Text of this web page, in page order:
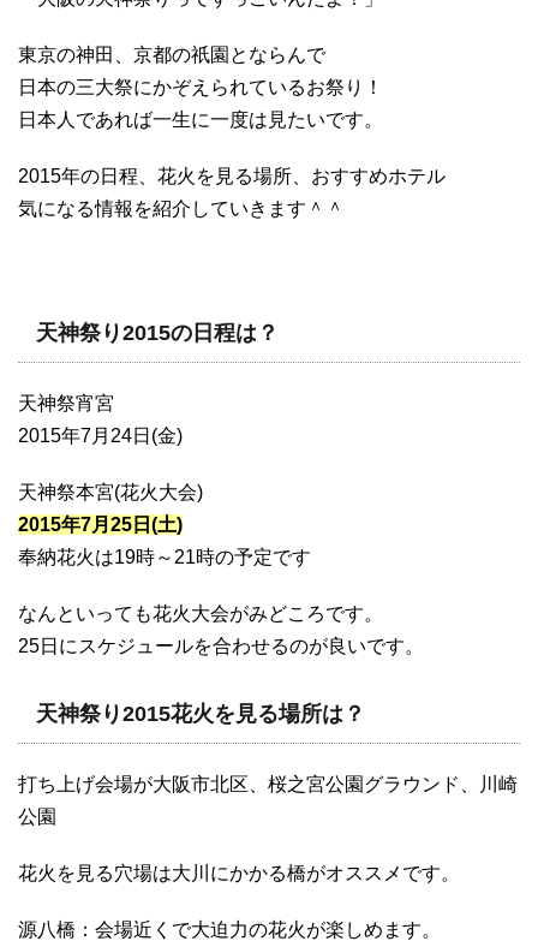
東京の神田、京都の祇園とならんで
日本の三大祭にかぞえられているお祭り！
日本人であれば一生に一度は見たいです。
2015年の日程、花火を見る場所、おすすめホテル
気になる情報を紹介していきます＾＾
天神祭り2015の日程は？
天神祭宵宮
2015年7月24日(金)
天神祭本宮(花火大会)
2015年7月25日(土)
奉納花火は19時～21時の予定です
なんといっても花火大会がみどころです。
25日にスケジュールを合わせるのが良いです。
天神祭り2015花火を見る場所は？
打ち上げ会場が大阪市北区、桜之宮公園グラウンド、川崎
公園
花火を見る穴場は大川にかかる橋がオススメです。
源八橋：会場近くで大迫力の花火が楽しめます。